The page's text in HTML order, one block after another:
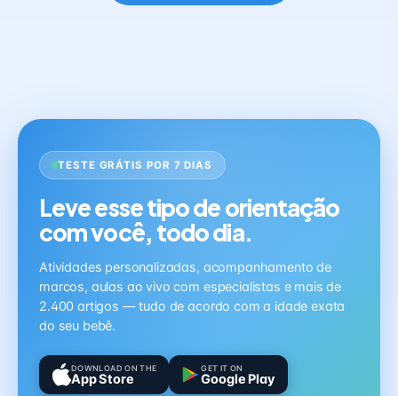
TESTE GRÁTIS POR 7 DIAS
Leve esse tipo de orientação
com você, todo dia.
Atividades personalizadas, acompanhamento de
marcos, aulas ao vivo com especialistas e mais de
2.400 artigos — tudo de acordo com a idade exata
do seu bebê.
DOWNLOAD ON THE
App Store
GET IT ON
Google Play